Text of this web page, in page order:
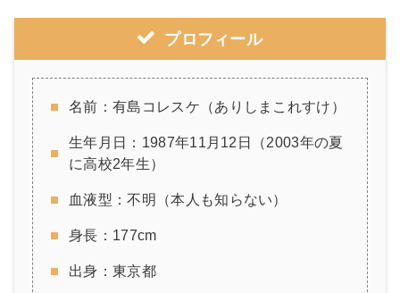
プロフィール
名前：有島コレスケ（ありしまこれすけ）
生年月日：1987年11月12日（2003年の夏
に高校2年生）
血液型：不明（本人も知らない）
身長：177cm
出身：東京都